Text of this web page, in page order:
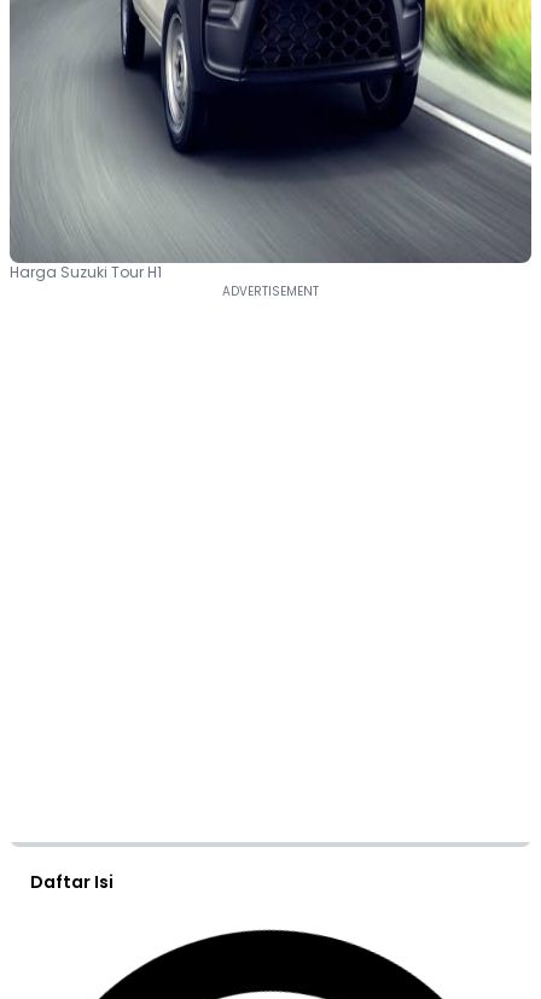
Harga Suzuki Tour H1
Daftar Isi